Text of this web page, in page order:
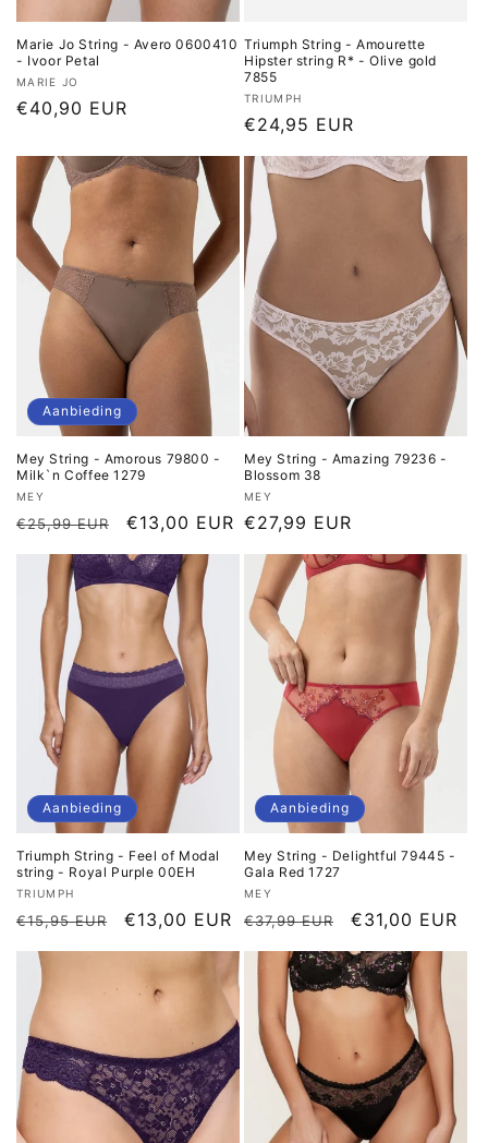
Marie Jo String - Avero 0600410
- Ivoor Petal
Verkoper:
MARIE JO
Normale
€40,90 EUR
Triumph String - Amourette
Hipster string R* - Olive gold
7855
Verkoper:
TRIUMPH
Normale
prijs
€24,95 EUR
Aanbieding
Mey String - Amorous 79800 -
Milk`n Coffee 1279
Verkoper:
MEY
Normale
€25,99 EUR Aanbiedingsprijs
€13,00 EUR
Mey String - Amazing 79236 -
Blossom 38
Verkoper:
MEY
Normale
€27,99 EUR
Aanbieding
Triumph String - Feel of Modal
string - Royal Purple 00EH
Verkoper:
TRIUMPH
Normale
€15,95 EUR Aanbiedingsprijs
€13,00 EUR
Aanbieding
Mey String - Delightful 79445 -
Gala Red 1727
Verkoper:
MEY
Normale
€37,99 EUR €31,00 EUR